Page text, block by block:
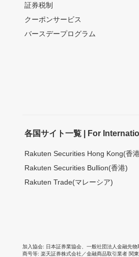
証券税制
クーポンサービス
バースデープログラム
各国サイト一覧 | For
Rakuten Securities Hong Kong(香
Rakuten Securities Bullion(香港)
Rakuten Trade(マレーシア)
加入協会 日本証券業協会 一般社団法人金融先物
商号等 楽天証券株式会社／金融商品取引業者 関